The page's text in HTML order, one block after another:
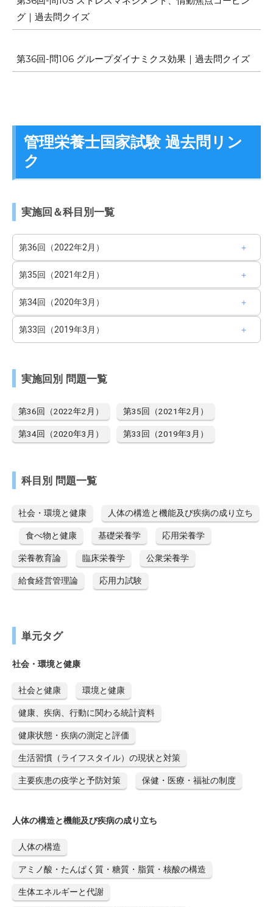
グ｜過去問クイズ
第36回-問106 グループダイナミクス効果｜過去問クイズ
管理栄養士国家試験 過去問リン
ク
実施回＆科目別一覧
第36回（2022年2月）
第35回（2021年2月）
第34回（2020年3月）
第33回（2019年3月）
実施回別 問題一覧
第36回（2022年2月） 第35回（2021年2月）
第34回（2020年3月） 第33回（2019年3月）
科目別 問題一覧
社会・環境と健康 人体の構造と機能及び疾病の成り立ち
食べ物と健康 基礎栄養学 応用栄養学
栄養教育論 臨床栄養学 公衆栄養学
給食経営管理論 応用力試験
単元タグ
社会・環境と健康
社会と健康 環境と健康
健康、疾病、行動に関わる統計資料
健康状態・疾病の測定と評価
生活習慣（ライフスタイル）の現状と対策
主要疾患の疫学と予防対策 保健・医療・福祉の制度
人体の構造と機能及び疾病の成り立ち
人体の構造
アミノ酸・たんぱく質・糖質・脂質・核酸の構造
生体エネルギーと代謝